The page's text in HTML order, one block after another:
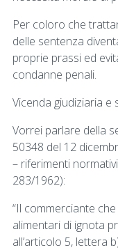
Per coloro che
delle sentenza
proprie prassi ed
condanne penali.
Vicenda giudiziaria e
Vorrei parlare della
50348 del 12
– riferimenti
283/1962):
“Il commerciante
alimentari di ignota
all’articolo 5, lettera